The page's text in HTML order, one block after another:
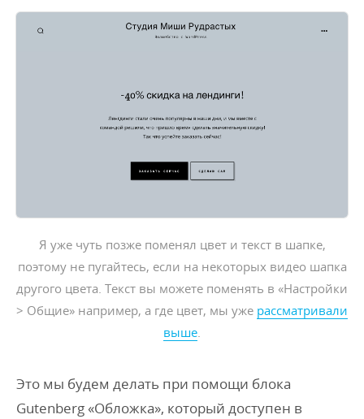
Я уже чуть позже поменял цвет и текст в шапке,
поэтому не пугайтесь, если на некоторых видео шапка
другого цвета. Текст вы можете поменять в «Настройки
> Общие» например, а где цвет, мы уже рассматривали
выше.
Это мы будем делать при помощи блока
Gutenberg «Обложка», который доступен в